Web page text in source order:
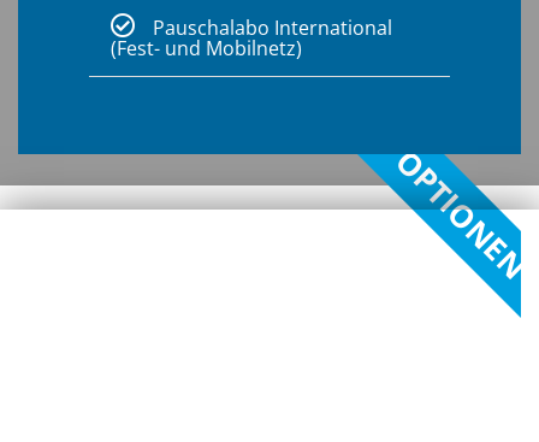
Pauschalabo International
(Fest- und Mobilnetz)
OPTIONEN